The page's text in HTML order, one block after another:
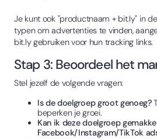
Je kunt ook "productnaam + bit.ly" in
typen om advertenties te vinden,
bit.ly gebruiken voor hun tracking links.
Stap 3: Beoordeel het
Stel jezelf de volgende vragen:
Is de doelgroep groot genoeg?
beperken je groei.
Kan ik deze doelgroep
Facebook/Instagram/TikTok